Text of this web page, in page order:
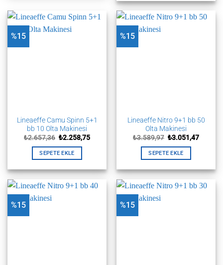
fazla
varyasyonu
%15
Lineaeffe Camu Spinn 5+1
bb 10 Olta Makinesi
₺2.657,36 Orijinal
₺2.657,36.
₺2.258,75Şu
SEPETE EKLE
%15
Lineaeffe Nitro 9+1 bb 50
Olta Makinesi
₺3.589,97 Orijinal
₺3.589,97.
₺3.051,47Şu
SEPETE EKLE
%15 %15